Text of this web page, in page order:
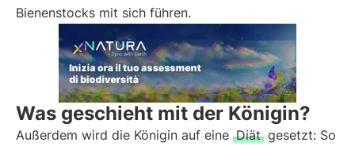
Bienenstocks mit sich führen.
Was geschieht mit der Königin?
Außerdem wird die Königin auf eine Diät gesetzt: So